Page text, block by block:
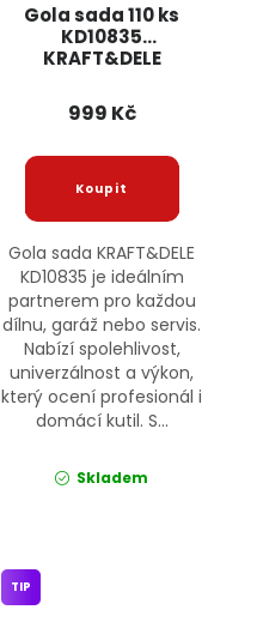
Gola sada 110 ks
KD10835
KRAFT&DELE
999 Kč
Gola sada KRAFT&DELE
KD10835 je ideálním
partnerem pro každou
dílnu, garáž nebo servis.
Nabízí spolehlivost,
univerzálnost a výkon,
který ocení profesionál i
domácí kutil. S...
Skladem
TIP